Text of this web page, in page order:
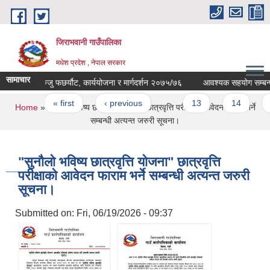
Skip to main content
जिराभवानी गाउँपालिका
मधेश प्रदेश , नेपाल सरकार
सामाचारबेरुजु फछर्यौट, कार्ययोजना र मार्गदर्शन २०७५/७६ आवश्यक सहयोग सम्बन्धमा
Pages
« first ‹ previous … 13 14
You are here
Home» "सुनौलो भविष्य छात्रवृत्ति योजना" छात्रवृत्ति परीक्षाको आवेदन फाराम भर्ने
सम्बन्धी अत्यन्त जरुरी सूचना।
"सुनौलो भविष्य छात्रवृत्ति योजना" छात्रवृत्ति
परीक्षाको आवेदन फाराम भर्ने सम्बन्धी अत्यन्त जरुरी
सूचना।
Submitted on: Fri, 06/19/2026 - 09:37